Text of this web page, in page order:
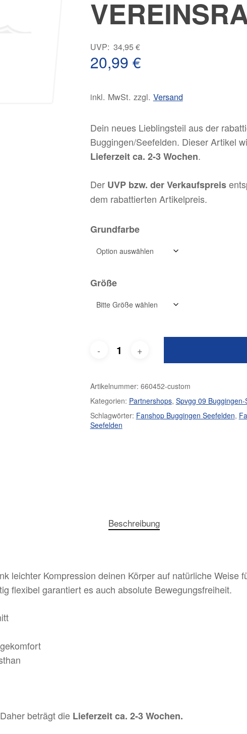
UVP: 34,95 €Ursprünglicher
Preis
war:
34,95 €
20,99 €
Aktueller
Preis
ist:
20,99 €.
inkl. MwSt. zzgl. Versand
Dein neues Lieblingsteil aus der
Buggingen/Seefelden. Dieser Artikel
Lieferzeit ca. 2-3 Wochen.
Der UVP bzw. der Verkaufspreis
dem rabattierten Artikelpreis.
Grundfarbe
Größe
Artikelnummer: 660452-custom
Kategorien: Partnershops, Spvgg 09 Buggingen-
Schlagwörter: Fanshop Buggingen Seefelden,
Seefelden
Beschreibung
leichter Kompression deinen Körper auf natürliche Weise
flexibel garantiert es auch absolute Bewegungsfreiheit.
beträgt die Lieferzeit ca. 2-3 Wochen.